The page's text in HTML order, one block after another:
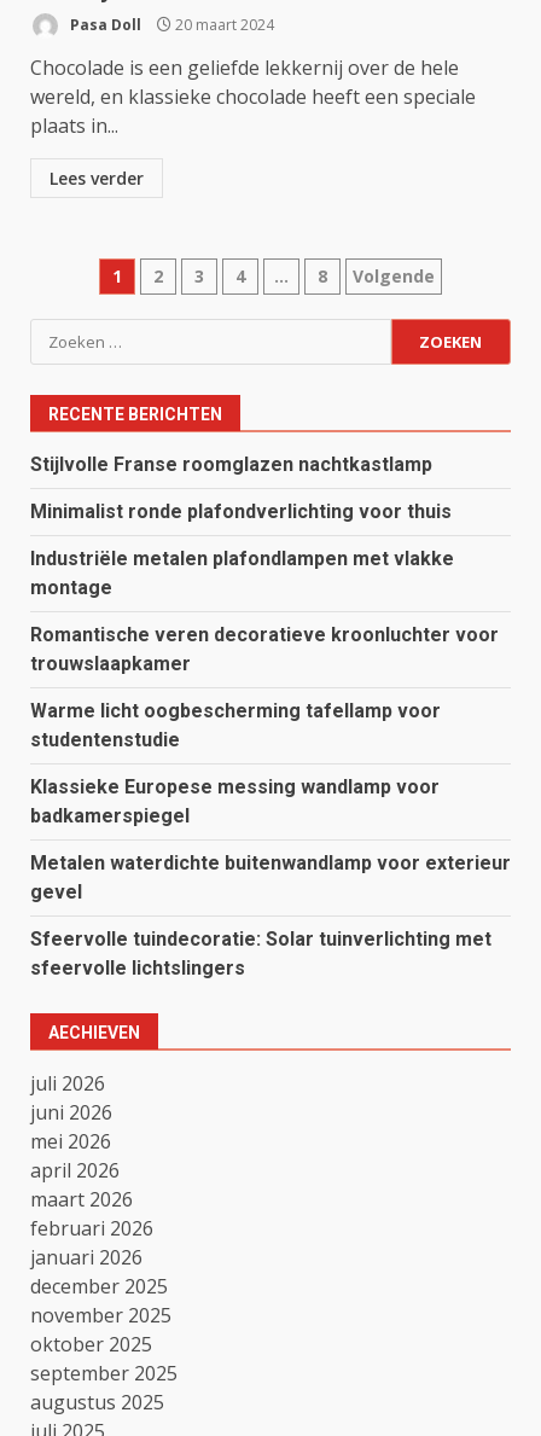
Pasa Doll 20 maart 2024
Chocolade is een geliefde lekkernij over de hele
wereld, en klassieke chocolade heeft een speciale
plaats in...
Lees verder
Berichten
paginering
1 2 3 4 … 8 Volgende
Zoeken
naar:
RECENTE BERICHTEN
Stijlvolle Franse roomglazen nachtkastlamp
Minimalist ronde plafondverlichting voor thuis
Industriële metalen plafondlampen met vlakke
montage
Romantische veren decoratieve kroonluchter voor
trouwslaapkamer
Warme licht oogbescherming tafellamp voor
studentenstudie
Klassieke Europese messing wandlamp voor
badkamerspiegel
Metalen waterdichte buitenwandlamp voor exterieur
gevel
Sfeervolle tuindecoratie: Solar tuinverlichting met
sfeervolle lichtslingers
AECHIEVEN
juli 2026
juni 2026
mei 2026
april 2026
maart 2026
februari 2026
januari 2026
december 2025
november 2025
oktober 2025
september 2025
augustus 2025